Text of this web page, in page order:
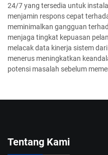
24/7 yang tersedia untuk
menjamin respons cepat
meminimalkan gangguan
menjaga tingkat kepuasan
melacak data kinerja sistem
menerus meningkatkan
potensi masalah sebelum
Tentang Kami